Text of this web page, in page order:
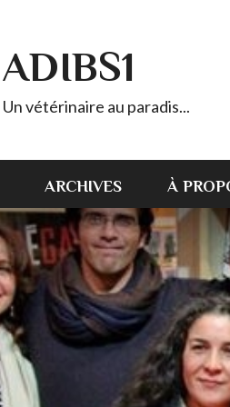
ADIBS1
Un vétérinaire au paradis...
ARCHIVES À